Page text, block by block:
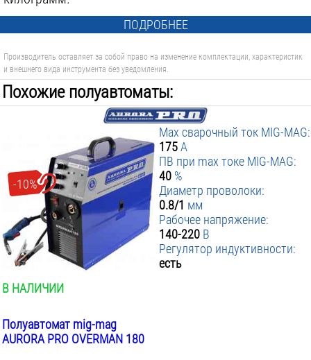
ПОДРОБНЕЕ
Производитель оставляет за собой право на изменение комплектации, характеристик
и внешнего вида инструмента без уведомления.
Похожие полуавтоматы:
-10%
Max сварочный ток MIG-MAG:
175А
ПВ при max токе MIG-MAG:
40 %
Диаметр проволоки:
0.8/1 мм
Рабочее напряжение:
140-220 В
Регулятор индуктивности:
есть
В НАЛИЧИИ
Полуавтомат mig-mag
AURORA PRO OVERMAN 180